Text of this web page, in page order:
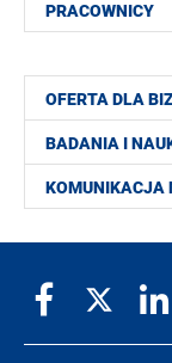
PRACOWNICY
OFERTA DLA
BADANIA I
KOMUNIKACJA